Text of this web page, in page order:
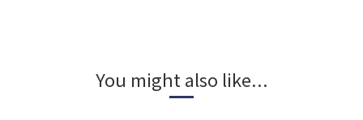
You might also like...